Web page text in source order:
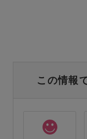
この情報